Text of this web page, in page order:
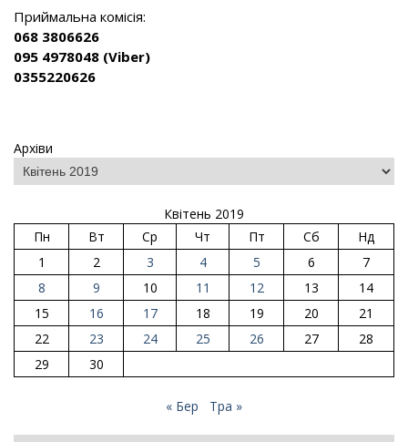
Приймальна комісія:
068 3806626
095 4978048 (Viber)
0355220626
Архіви
Квітень 2019
Пн
Вт Ср Чт Пт Сб
Нд
1
2 3 4 5 6
7
8
9 10 11 12 13
14
15
16 17 18 19 20
21
22
23 24 25 26 27
28
29
30
« Бер Тра »